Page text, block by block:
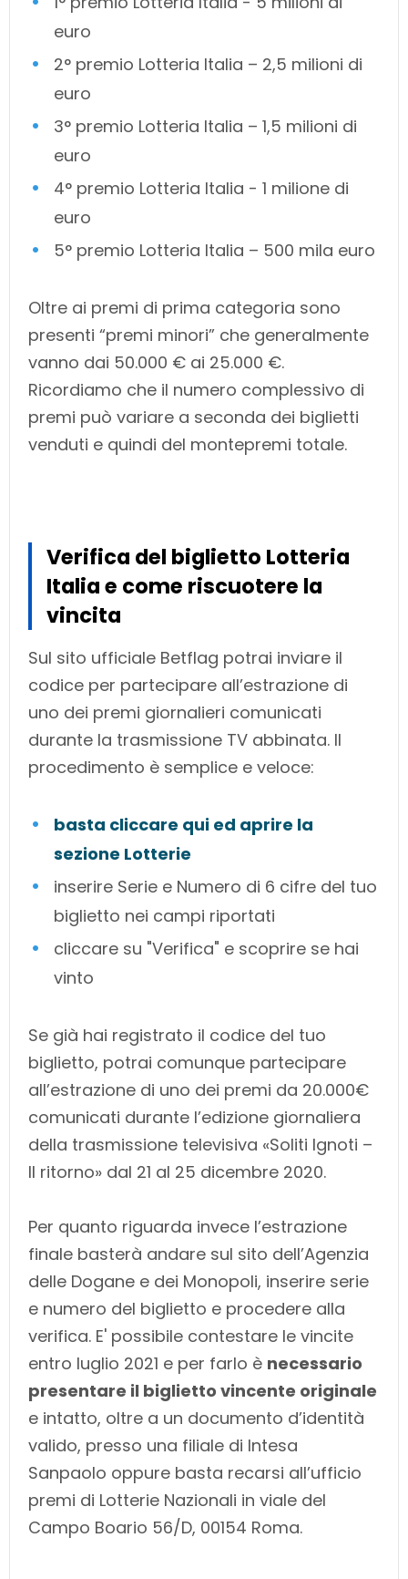
euro
2° premio Lotteria Italia – 2,5 milioni di
euro
3° premio Lotteria Italia – 1,5 milioni di
euro
4° premio Lotteria Italia - 1 milione di
euro
5° premio Lotteria Italia – 500 mila euro
Oltre ai premi di prima categoria sono
presenti “premi minori” che generalmente
vanno dai 50.000 € ai 25.000 €.
Ricordiamo che il numero complessivo di
premi può variare a seconda dei biglietti
venduti e quindi del montepremi totale.
Verifica del biglietto Lotteria
Italia e come riscuotere la
vincita
Sul sito ufficiale Betflag potrai inviare il
codice per partecipare all’estrazione di
uno dei premi giornalieri comunicati
durante la trasmissione TV abbinata. Il
procedimento è semplice e veloce:
basta cliccare qui ed aprire la
sezione Lotterie
inserire Serie e Numero di 6 cifre del tuo
biglietto nei campi riportati
cliccare su "Verifica" e scoprire se hai
vinto
Se già hai registrato il codice del tuo
biglietto, potrai comunque partecipare
all’estrazione di uno dei premi da 20.000€
comunicati durante l’edizione giornaliera
della trasmissione televisiva «Soliti Ignoti –
Il ritorno» dal 21 al 25 dicembre 2020.
Per quanto riguarda invece l’estrazione
finale basterà andare sul sito dell’Agenzia
delle Dogane e dei Monopoli, inserire serie
e numero del biglietto e procedere alla
verifica. E' possibile contestare le vincite
entro luglio 2021 e per farlo è necessario
presentare il biglietto vincente originale
e intatto, oltre a un documento d’identità
valido, presso una filiale di Intesa
Sanpaolo oppure basta recarsi all’ufficio
premi di Lotterie Nazionali in viale del
Campo Boario 56/D, 00154 Roma.